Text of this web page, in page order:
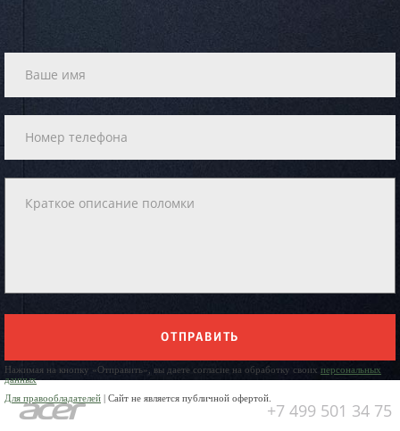
ОТПРАВИТЬ
Нажимая на кнопку «Отправить», вы даете согласие на обработку своих персональных
данных
Для правообладателей | Сайт не является публичной офертой.
+7 499 501 34 75